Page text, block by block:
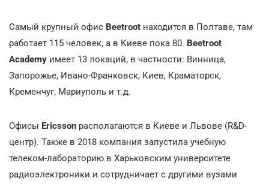
Самый крупный офис Beetroot находится в Полтаве, там
работает 115 человек, а в Киеве пока 80. Beetroot
Academy имеет 13 локаций, в частности: Винница,
Запорожье, Ивано-Франковск, Киев, Краматорск,
Кременчуг, Мариуполь и т.д.
Офисы Ericsson располагаются в Киеве и Львове (R&D-
центр). Также в 2018 компания запустила учебную
телеком-лабораторию в Харьковским университете
радиоэлектроники и сотрудничает с другими вузами